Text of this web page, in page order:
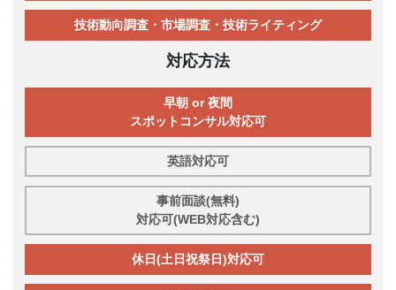
技術動向調査・市場調査・技術ライティング
対応方法
早朝 or 夜間
スポットコンサル対応可
英語対応可
事前面談(無料)
対応可(WEB対応含む)
休日(土日祝祭日)対応可